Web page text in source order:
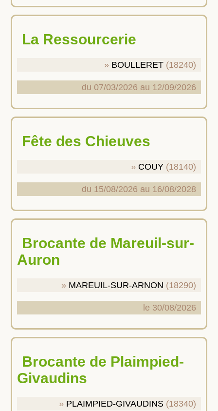
La Ressourcerie
BOULLERET (18240)
du 07/03/2026 au 12/09/2026
Fête des Chieuves
COUY (18140)
du 15/08/2026 au 16/08/2028
Brocante de Mareuil-sur-
Auron
MAREUIL-SUR-ARNON (18290)
le 30/08/2026
Brocante de Plaimpied-
Givaudins
PLAIMPIED-GIVAUDINS (18340)